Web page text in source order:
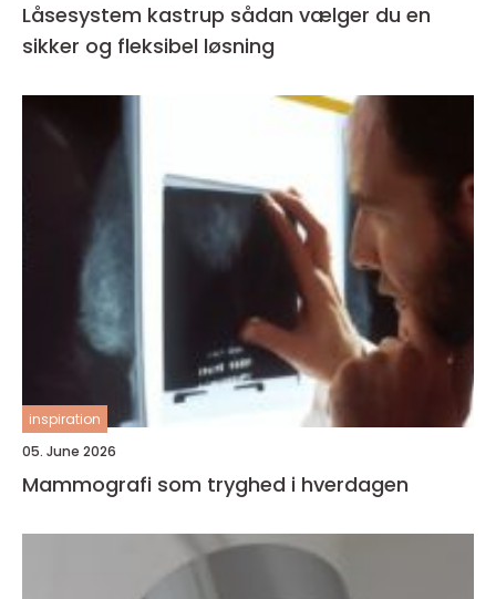
Låsesystem kastrup sådan vælger du en
sikker og fleksibel løsning
inspiration
05. June 2026
Mammografi som tryghed i hverdagen